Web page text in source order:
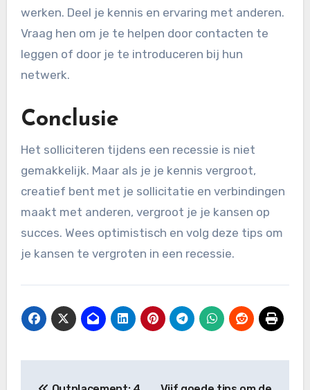
werken. Deel je kennis en ervaring met anderen.
Vraag hen om je te helpen door contacten te
leggen of door je te introduceren bij hun
netwerk.
Conclusie
Het solliciteren tijdens een recessie is niet
gemakkelijk. Maar als je je kennis vergroot,
creatief bent met je sollicitatie en verbindingen
maakt met anderen, vergroot je je kansen op
succes. Wees optimistisch en volg deze tips om
je kansen te vergroten in een recessie.